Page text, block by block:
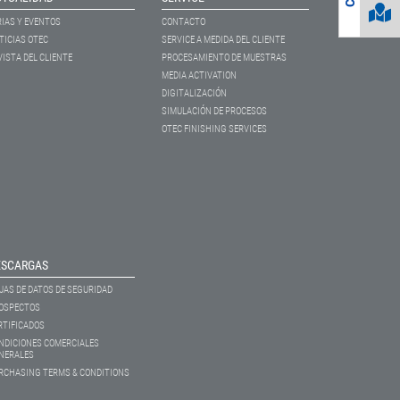
Y EVENTOS
OTEC
DEL CLIENTE
CONTACTO
SERVICE A MEDIDA DEL CLIENTE
PROCESAMIENTO DE MUESTRAS
MEDIA ACTIVATION
DIGITALIZACIÓN
SIMULACIÓN DE PROCESOS
OTEC FINISHING SERVICES
DE DATOS DE SEGURIDAD
COMERCIALES
TERMS & CONDITIONS